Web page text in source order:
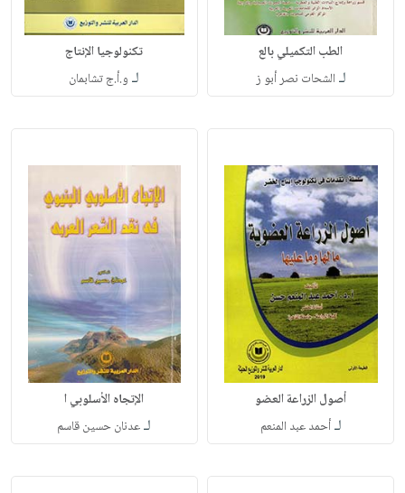
الطب التكميلي بالع
لـ الشحات نصر أبو ز
تكنولوجيا الإنتاج
لـ و.أ.ج تشابمان
أصول الزراعة العضو
لـأحمد عبد المنعم
الإتجاه الأسلوبي ا
لـعدنان حسين قاسم